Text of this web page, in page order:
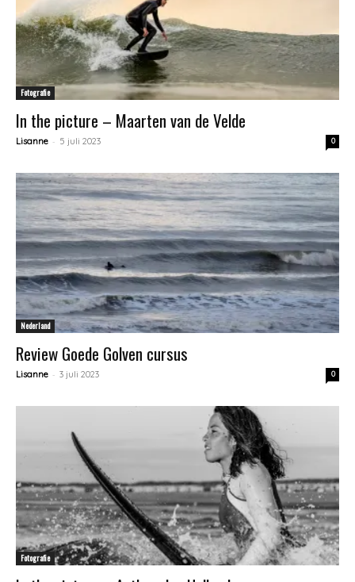
Fotografie
In the picture – Maarten van de Velde
Lisanne - 5 juli 2023 0
Nederland
Review Goede Golven cursus
Lisanne - 3 juli 2023 0
Fotografie